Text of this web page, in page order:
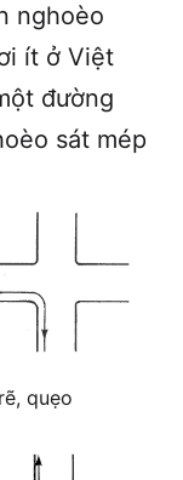
nghoèo
ít ở Việt
đường
sát mép
quẹo